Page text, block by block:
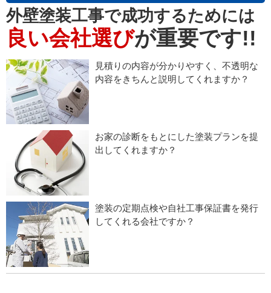
外壁塗装工事で成功するためには
良い会社選びが重要です!!
見積りの内容が分かりやすく、不透明な
内容をきちんと説明してくれますか？
お家の診断をもとにした塗装プランを提
出してくれますか？
塗装の定期点検や自社工事保証書を発行
してくれる会社ですか？